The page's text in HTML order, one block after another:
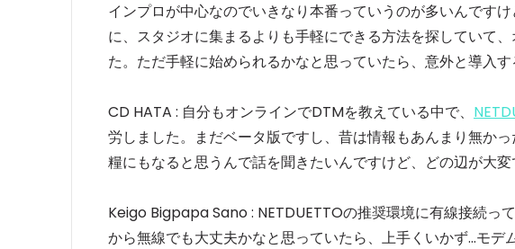
インプロが中心なのでいきなり本番っていうのが多いんです
に、スタジオに集まるよりも手軽にできる方法を探していて
た。ただ手軽に始められるかなと思っていたら、意外と導入
CD HATA : 自分もオンラインでDTMを教えている中で、
労しました。まだベータ版ですし、昔は情報もあんまり無か
糧にもなると思うんで話を聞きたいんですけど、どの辺が大変
Keigo Bigpapa Sano : NETDUETTOの推奨環境に有線接続っ
から無線でも大丈夫かなと思っていたら、上手くいかず…モ